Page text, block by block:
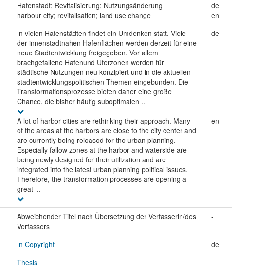
Hafenstadt; Revitalisierung; Nutzungsänderung
de
harbour city; revitalisation; land use change
en
In vielen Hafenstädten findet ein Umdenken statt. Viele
der innenstadtnahen Hafenflächen werden derzeit für eine
neue Stadtentwicklung freigegeben. Vor allem
brachgefallene Hafenund Uferzonen werden für
städtische Nutzungen neu konzipiert und in die aktuellen
stadtentwicklungspolitischen Themen eingebunden. Die
Transformationsprozesse bieten daher eine große
Chance, die bisher häufig suboptimalen ...
de
A lot of harbor cities are rethinking their approach. Many
of the areas at the harbors are close to the city center and
are currently being released for the urban planning.
Especially fallow zones at the harbor and waterside are
being newly designed for their utilization and are
integrated into the latest urban planning political issues.
Therefore, the transformation processes are opening a
great ...
en
Abweichender Titel nach Übersetzung der Verfasserin/des
Verfassers
-
In Copyright
de
Thesis